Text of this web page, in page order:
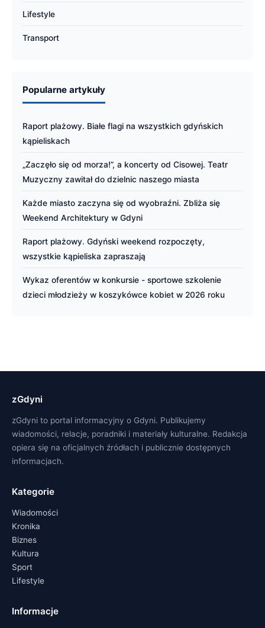
Lifestyle
Transport
Popularne artykuły
Raport plażowy. Białe flagi na wszystkich gdyńskich
kąpieliskach
„Zaczęło się od morza!”, a koncerty od Cisowej. Teatr
Muzyczny zawitał do dzielnic naszego miasta
Każde miasto zaczyna się od wyobraźni. Zbliża się
Weekend Architektury w Gdyni
Raport plażowy. Gdyński weekend rozpoczęty,
wszystkie kąpieliska zapraszają
Wykaz oferentów w konkursie - sportowe szkolenie
dzieci młodzieży w koszykówce kobiet w 2026 roku
zGdyni
zGdyni to portal informacyjny o Gdyni. Publikujemy
wiadomości, relacje, poradniki i materiały kulturalne. Redakcja
opiera się na oficjalnych źródłach i publicznie dostępnych
informacjach.
Kategorie
Wiadomości
Kronika
Biznes
Kultura
Sport
Lifestyle
Informacje